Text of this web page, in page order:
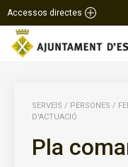
Accessos directes
SERVEIS / PERSONES /
D'ACTUACIÓ
Pla